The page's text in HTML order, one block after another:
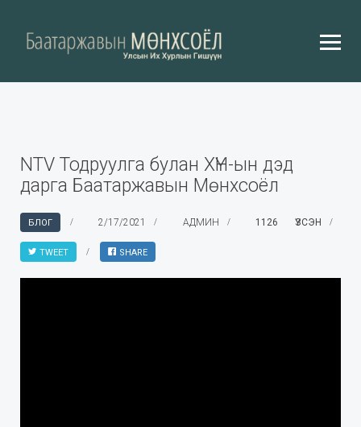
NTV Тодруулга булан ХҮН-ын дэд
дарга Баатаржавын Мөнхсоёл
БЛОГ 2/17/2021 АДМИН 1126 ҮЗСЭН
TWEET SHARE